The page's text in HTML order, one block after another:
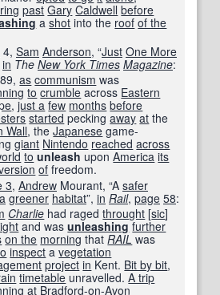
past Gary Caldwell before
ashot into the roof of the
4, Sam Anderson, “Just One More
in The New York Times Magazine‎:
as communism was
to crumble across Eastern
,just a few months before
started peckingaway at the
Wall, theJapanese game-
giant Nintendo reached across
to unleash uponAmerica its
of freedom.
3, Andrew Mourant, “A safer
greener habitat”, in Rail, page 58:
Charlie had ragedthrought [sic]
and wasunleashing further
on the morning thatRAIL was
inspect avegetation
project in Kent. Bit by bit,
timetable unravelled.A trip
at Bradford-on-Avon